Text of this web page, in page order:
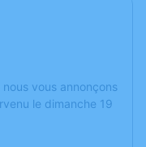
vous annonçons
le dimanche 19